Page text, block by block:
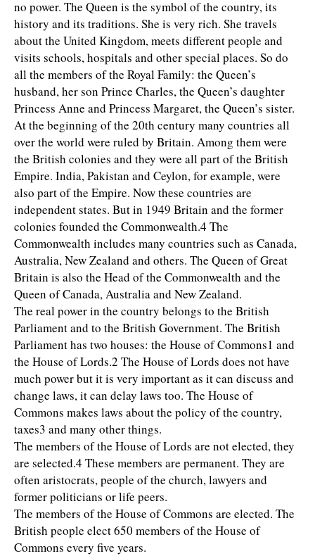
no power. The Queen is the symbol of the country, its
history and its traditions. She is very rich. She travels
about the United Kingdom, meets different people and
visits schools, hospitals and other special places. So do
all the members of the Royal Family: the Queen’s
husband, her son Prince Charles, the Queen’s daughter
Princess Anne and Princess Margaret, the Queen’s sister.
At the beginning of the 20th century many countries all
over the world were ruled by Britain. Among them were
the British colonies and they were all part of the British
Empire. India, Pakistan and Ceylon, for example, were
also part of the Empire. Now these countries are
independent states. But in 1949 Britain and the former
colonies founded the Commonwealth.4 The
Commonwealth includes many countries such as Canada,
Australia, New Zealand and others. The Queen of Great
Britain is also the Head of the Commonwealth and the
Queen of Canada, Australia and New Zealand.
The real power in the country belongs to the British
Parliament and to the British Government. The British
Parliament has two houses: the House of Commons1 and
the House of Lords.2 The House of Lords does not have
much power but it is very important as it can discuss and
change laws, it can delay laws too. The House of
Commons makes laws about the policy of the country,
taxes3 and many other things.
The members of the House of Lords are not elected, they
are selected.4 These members are permanent. They are
often aristocrats, people of the church, lawyers and
former politicians or life peers.
The members of the House of Commons are elected. The
British people elect 650 members of the House of
Commons every five years.